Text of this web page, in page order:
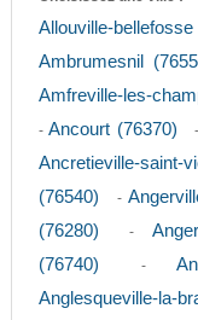
Allouville-
Ambrumesnil
Amfreville-les-
-Ancourt (76370)
Ancretieville-saint-
(76540)
-
(76280)
-
(76740)
-
Anglesqueville-la-